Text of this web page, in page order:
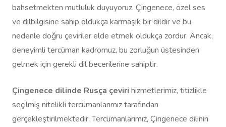
bahsetmekten mutluluk duyuyoruz. Çingenece, özel ses
ve dilbilgisine sahip oldukça karmaşık bir dildir ve bu
nedenle doğru çeviriler elde etmek oldukça zordur. Ancak,
deneyimli tercüman kadromuz, bu zorluğun üstesinden
gelmek için gerekli dil becerilerine sahiptir.
Çingenece dilinde Rusça çeviri hizmetlerimiz, titizlikle
seçilmiş nitelikli tercümanlarımız tarafından
gerçekleştirilmektedir. Tercümanlarımız, Çingenece dilinin